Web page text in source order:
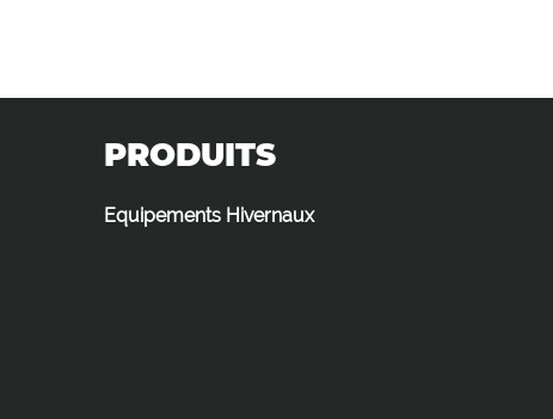
PRODUITS
Equipements Hivernaux